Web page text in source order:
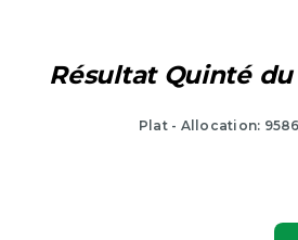
Résultat Quinté
Plat - Allocation: